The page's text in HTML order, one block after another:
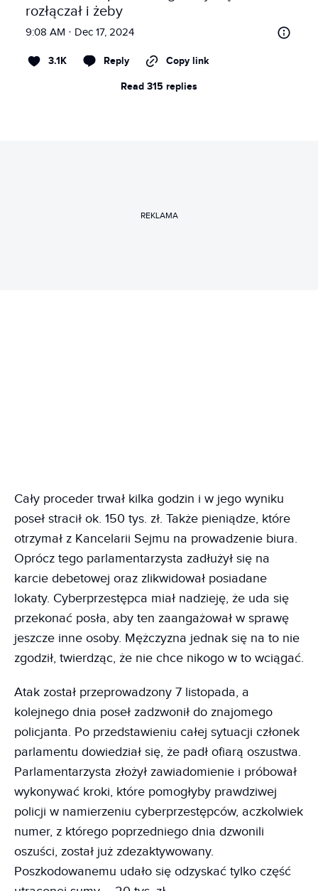
rozłączał i żeby
9:08 AM · Dec 17, 2024
3.1K Reply Copy link
Read 315 replies
REKLAMA
Cały proceder trwał kilka godzin i w jego wyniku
poseł stracił ok. 150 tys. zł. Także pieniądze, które
otrzymał z Kancelarii Sejmu na prowadzenie biura.
Oprócz tego parlamentarzysta zadłużył się na
karcie debetowej oraz zlikwidował posiadane
lokaty. Cyberprzestępca miał nadzieję, że uda się
przekonać posła, aby ten zaangażował w sprawę
jeszcze inne osoby. Mężczyzna jednak się na to nie
zgodził, twierdząc, że nie chce nikogo w to wciągać.
Atak został przeprowadzony 7 listopada, a
kolejnego dnia poseł zadzwonił do znajomego
policjanta. Po przedstawieniu całej sytuacji członek
parlamentu dowiedział się, że padł ofiarą oszustwa.
Parlamentarzysta złożył zawiadomienie i próbował
wykonywać kroki, które pomogłyby prawdziwej
policji w namierzeniu cyberprzestępców, aczkolwiek
numer, z którego poprzedniego dnia dzwonili
oszuści, został już zdezaktywowany.
Poszkodowanemu udało się odzyskać tylko część